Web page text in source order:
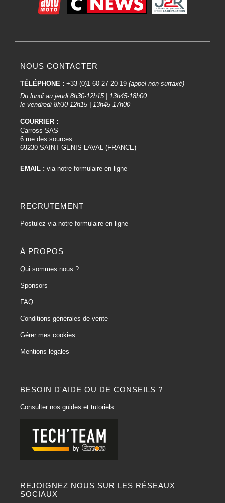
BESOIN D'AIDE OU DE CONSEILS ?
Consulter nos guides et tutoriels
REJOIGNEZ NOUS SUR LES RÉSEAUX
SOCIAUX
NOUS CONTACTER
TÉLÉPHONE : +33 (0)1 60 27 20 19 (appel non surtaxé)
Du lundi au jeudi 8h30-12h15 | 13h45-18h00
le vendredi 8h30-12h15 | 13h45-17h00
COURRIER :
Carross SAS
6 rue des sources
69230 SAINT GENIS LAVAL (FRANCE)
EMAIL : via notre formulaire en ligne
RECRUTEMENT
Postulez via notre formulaire en ligne
À PROPOS
Qui sommes nous ?
Sponsors
FAQ
Conditions générales de vente
Gérer mes cookies
Mentions légales